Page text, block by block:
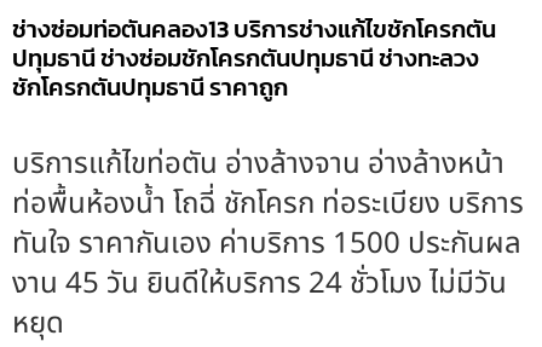
ช่างซ่อมท่อตันคลอง13 บริการช่างแก้ไขชักโครกตัน
ปทุมธานี ช่างซ่อมชักโครกตันปทุมธานี ช่างทะลวง
ชักโครกตันปทุมธานี ราคาถูก
บริการแก้ไขท่อตัน อ่างล้างจาน อ่างล้างหน้า
ท่อพื้นห้องน้ำ โถฉี่ ชักโครก ท่อระเบียง บริการ
ทันใจ ราคากันเอง ค่าบริการ 1500 ประกันผล
งาน 45 วัน ยินดีให้บริการ 24 ชั่วโมง ไม่มีวัน
หยุด